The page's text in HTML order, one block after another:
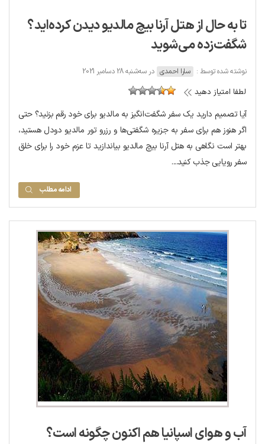
تا به حال از هتل آرنا بیچ مالدیو دیدن کرده‌اید؟
شگفت‌زده می‌شوید
نوشته شده توسط : سارا احمدی در سه‌شنبه 28 دسامبر 2021
لطفا امتیاز دهید
آیا تصمیم دارید یک سفر شگفت‌انگیز به مالدیو برای خود رقم بزنید؟ حتی
اگر هنوز هم برای سفر به جزیره شگفتی‌ها و رزرو تور مالدیو دودل هستید،
بهتر است نگاهی به هتل آرنا بیچ مالدیو بیاندازید تا عزم خود را برای خلق
سفر رویایی جذب کنید....
ادامه مطلب
آب و هوای اسپانیا هم اکنون چگونه است؟